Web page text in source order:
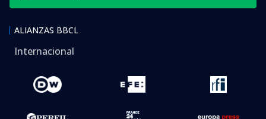
ALIANZAS BBCL
Internacional